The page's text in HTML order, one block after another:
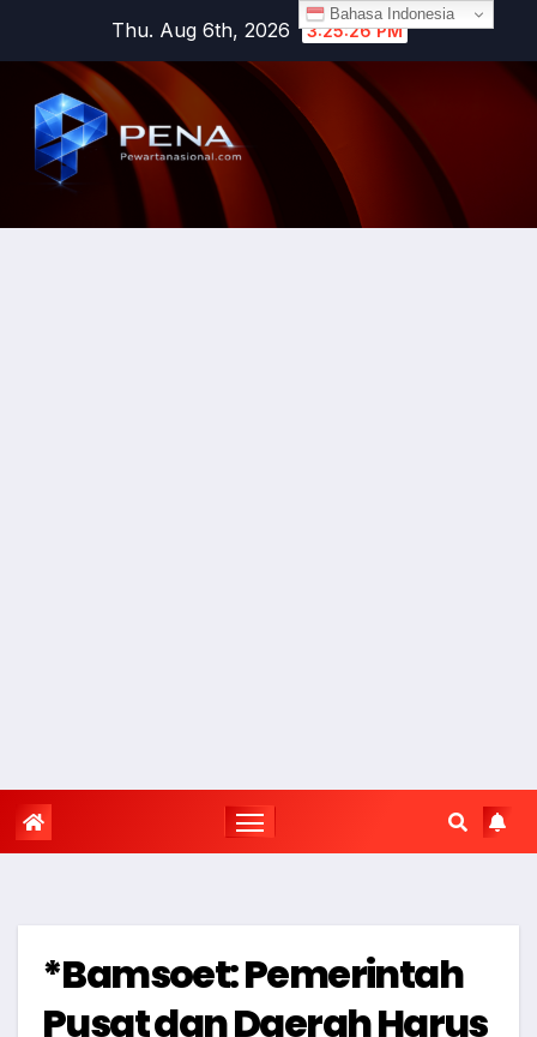
Thu. Aug 6th, 2026 3:25:26 PM
*Bamsoet: Pemerintah
Pusat dan Daerah Harus
Bahasa Indonesia